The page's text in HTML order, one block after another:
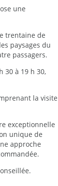
une
trentaine de
paysages du
passagers.
30 à 19 h 30,
la visite
exceptionnelle
unique de
approche